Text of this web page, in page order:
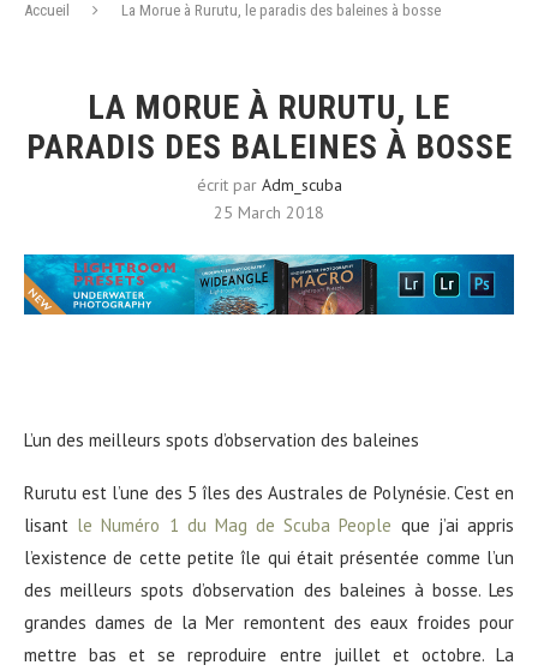
Accueil La Morue à Rurutu, le paradis des baleines à bosse
LA MORUE À RURUTU, LE
PARADIS DES BALEINES À BOSSE
écrit par Adm_scuba
25 March 2018
L’un des meilleurs spots d’observation des baleines
Rurutu est l’une des 5 îles des Australes de Polynésie. C’est en
lisant le Numéro 1 du Mag de Scuba People que j’ai appris
l’existence de cette petite île qui était présentée comme l’un
des meilleurs spots d’observation des baleines à bosse. Les
grandes dames de la Mer remontent des eaux froides pour
mettre bas et se reproduire entre juillet et octobre. La